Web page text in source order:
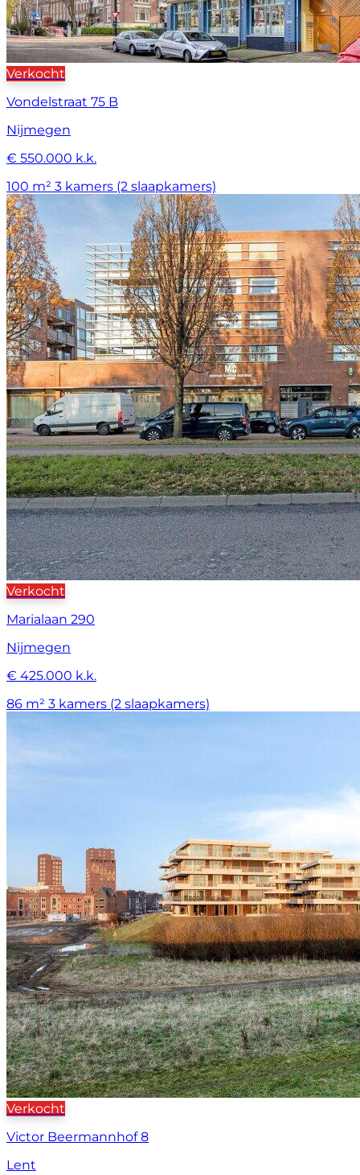
Verkocht
Vondelstraat 75 B
Nijmegen
€ 550.000 k.k.
100 m² 3 kamers (2 slaapkamers)
Verkocht
Marialaan 290
Nijmegen
€ 425.000 k.k.
86 m² 3 kamers (2 slaapkamers)
Verkocht
Victor Beermannhof 8
Lent